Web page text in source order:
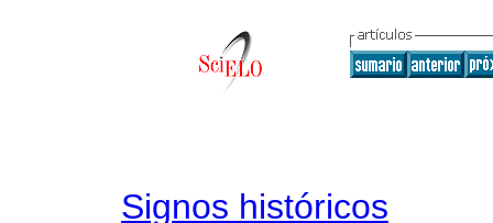
Signos históricos